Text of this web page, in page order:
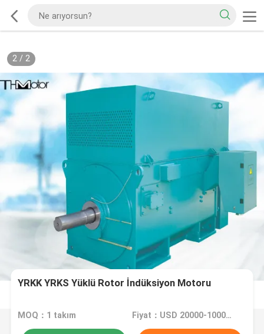
2/ 2
YRKK YRKS Yüklü Rotor İndüksiyon Motoru
MOQ：1 takım Fiyat：USD 20000-100000